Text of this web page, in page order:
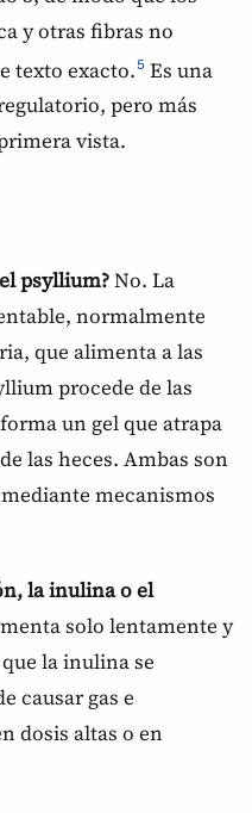
y otras fibras no
texto exacto.5 Es una
pero más
vista.
psyllium?No. La
normalmente
que alimenta a las
procede de las
un gel que atrapa
las heces. Ambas son
mecanismos
la inulina o el
solo lentamente y
la inulina se
causar gas e
dosis altas o en